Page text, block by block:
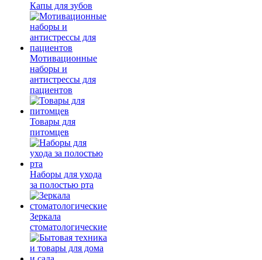
Капы для зубов
Мотивационные
наборы и
антистрессы для
пациентов
Товары для
питомцев
Наборы для ухода
за полостью рта
Зеркала
стоматологические